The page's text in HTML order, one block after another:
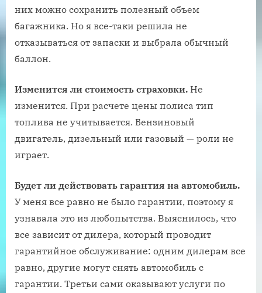
них можно сохранить полезный объем
багажника. Но я все-таки решила не
отказываться от запаски и выбрала обычный
баллон.
Изменится ли стоимость страховки. Не
изменится. При расчете цены полиса тип
топлива не учитывается. Бензиновый
двигатель, дизельный или газовый — роли не
играет.
Будет ли действовать гарантия на автомобиль.
У меня все равно не было гарантии, поэтому я
узнавала это из любопытства. Выяснилось, что
все зависит от дилера, который проводит
гарантийное обслуживание: одним дилерам все
равно, другие могут снять автомобиль с
гарантии. Третьи сами оказывают услуги по